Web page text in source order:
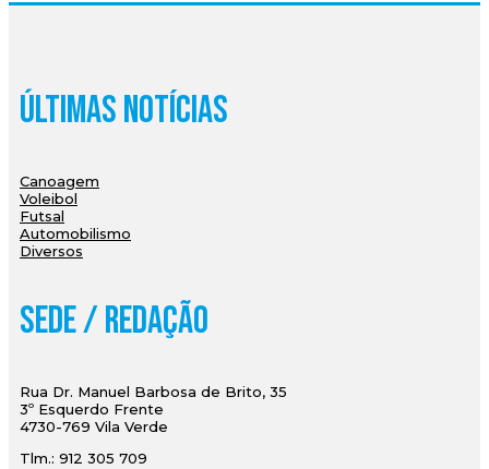
Últimas Notícias
Canoagem
Voleibol
Futsal
Automobilismo
Diversos
Sede / Redação
Rua Dr. Manuel Barbosa de Brito, 35
3º Esquerdo Frente
4730-769 Vila Verde
Tlm.: 912 305 709